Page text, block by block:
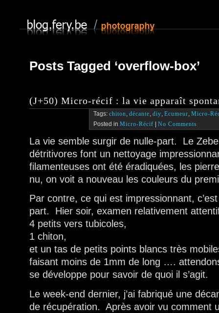
Posts Tagged ‘overflow-box’
(J+50) Micro-récif : la vie apparaît
Tags: chiton, décante, diy, Ecumeur, Micro-
Posted in Micro-Récif | No Comments
La vie semble surgir de nulle-part. Le
détritivores font un nettoyage
filamenteuses ont été éradiquées, les
nu, on voit a nouveau les couleurs du
Par contre, ce qui est impressionnant,
part. Hier soir, examen relativement
4 petits vers tubicoles,
1 chiton,
et un tas de petits points blancs très
faisant moins de 1mm de long ….
se développe pour savoir de quoi il s’agit.
Le week-end dernier, j’ai fabriqué une
de récupération. Après avoir vu comment